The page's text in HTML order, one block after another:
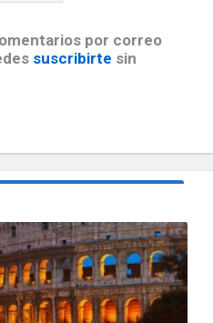
por correo
suscribirte sin